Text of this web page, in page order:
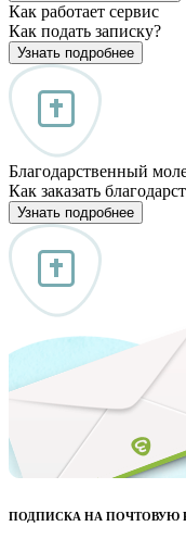
Как работает сервис
Как подать записку?
Узнать подробнее
Благодарственный
Как заказать
Узнать подробнее
ПОДПИСКА НА ПОЧТОВУЮ